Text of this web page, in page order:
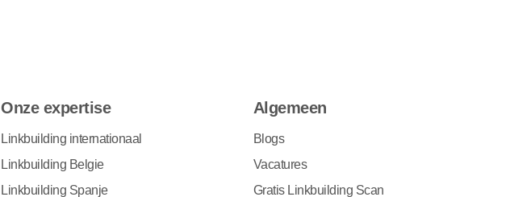
Onze expertise
Linkbuilding internationaal
Linkbuilding Belgie
Linkbuilding Spanje
Algemeen
Blogs
Vacatures
Gratis Linkbuilding Scan